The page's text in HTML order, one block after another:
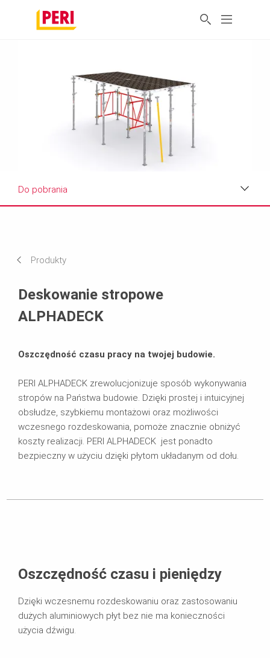
Do pobrania
Produkty
Deskowanie stropowe
ALPHADECK
Oszczędność czasu pracy na twojej budowie.
PERI ALPHADECK zrewolucjonizuje sposób wykonywania
stropów na Państwa budowie. Dzięki prostej i intuicyjnej
obsłudze, szybkiemu montażowi oraz możliwości
wczesnego rozdeskowania, pomoże znacznie obniżyć
koszty realizacji. PERI ALPHADECK jest ponadto
bezpieczny w użyciu dzięki płytom układanym od dołu.
Oszczędność czasu i pieniędzy
Dzięki wczesnemu rozdeskowaniu oraz zastosowaniu
dużych aluminiowych płyt bez nie ma konieczności
użycia dźwigu.